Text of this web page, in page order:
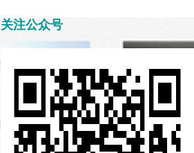
关注公众号